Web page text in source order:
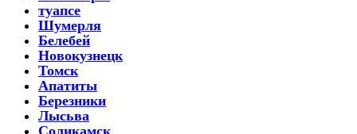
туапсе
Шумерля
Белебей
Новокузнецк
Томск
Апатиты
Березники
Лысьва
Соликамск